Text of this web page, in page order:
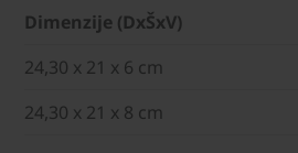
Dimenzije (DxŠxV)
24,30 x 21 x 6 cm
24,30 x 21 x 8 cm